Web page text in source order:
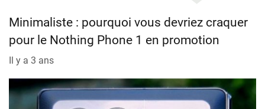
Minimaliste : pourquoi vous devriez craquer
pour le Nothing Phone 1 en promotion
Il y a 3 ans